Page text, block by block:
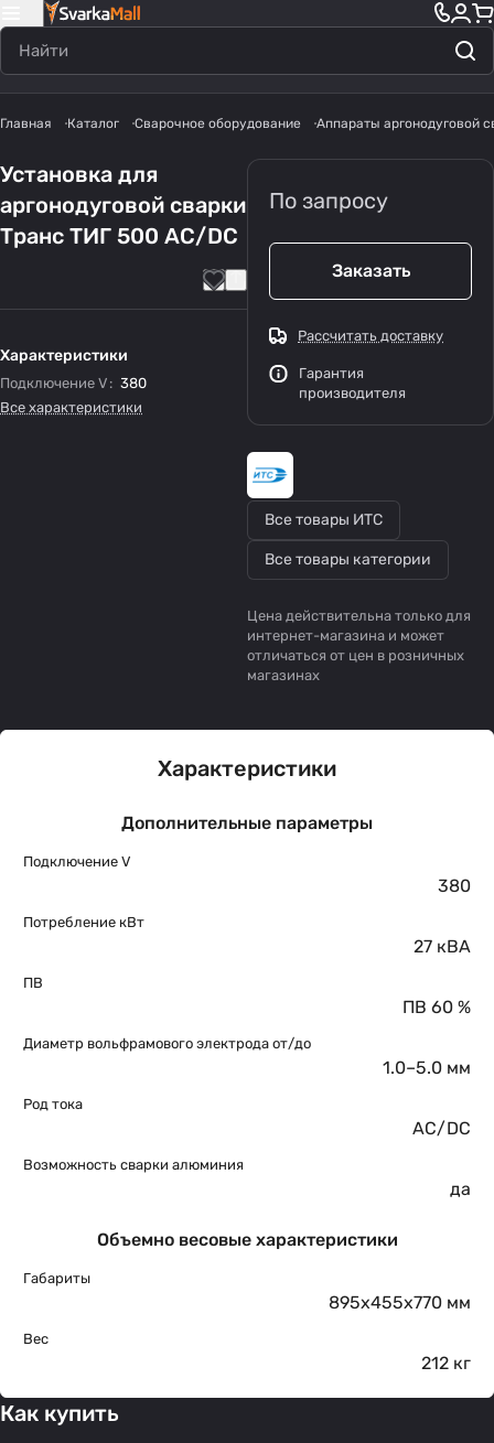
Главная Каталог Сварочное оборудование Аппараты аргонодуговой
Установка для
аргонодуговой сварки
Транс ТИГ 500 AC/DC
Характеристики
Подключение V : 380
Все характеристики
По запросу
Заказать
Рассчитать доставку
Гарантия
производителя
Все товары ИТС
Все товары категории
Цена действительна только для
интернет-магазина и может
отличаться от цен в розничных
магазинах
Характеристики
Дополнительные параметры
Подключение V
380
Потребление кВт
27 кВА
ПВ
ПВ 60 %
Диаметр вольфрамового электрода от/до
1.0–5.0 мм
Род тока
AC/DC
Возможность сварки алюминия
да
Объемно весовые характеристики
Габариты
895x455x770 мм
Вес
212 кг
Как купить